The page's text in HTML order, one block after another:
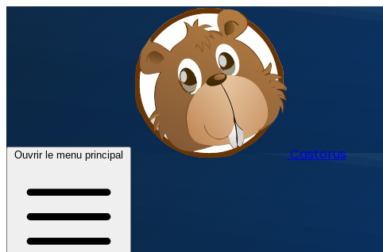
Ouvrir le menu principal Castorus